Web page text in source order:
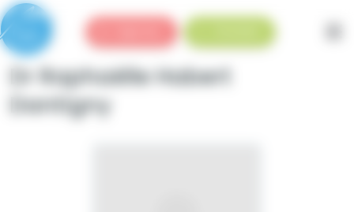
Dr Raphaëlle Habert
Dantigny
Panneau de gestion des cookies